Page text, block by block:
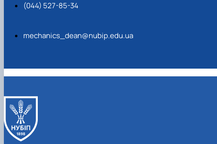
(044) 527-85-34
mechanics_dean@nubip.edu.ua